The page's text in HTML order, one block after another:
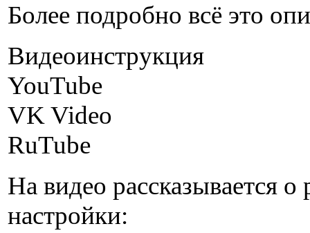
Более подробно всё это
Видеоинструкция
YouTube
VK Video
RuTube
На видео рассказывается
настройки: